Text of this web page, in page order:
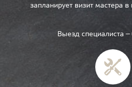
запланирует визит мастера
Выезд специалиста —